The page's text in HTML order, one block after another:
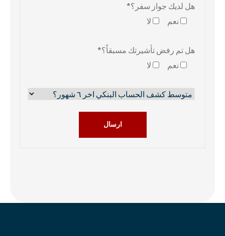
هل لديك جواز سفر؟*
نعم
لا
هل تم رفض تأشيرتك مسبقاً؟*
نعم
لا
ارسال